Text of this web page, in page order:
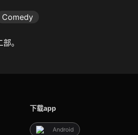
Comedy
。
下载app
Android